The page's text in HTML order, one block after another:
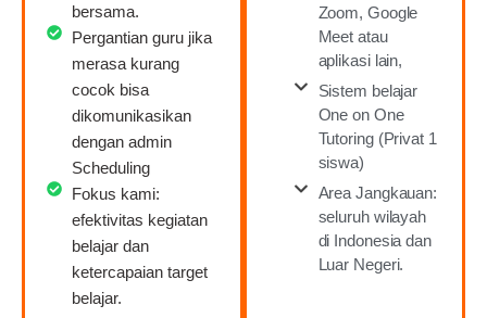
bersama.
Pergantian guru jika
merasa kurang
cocok bisa
dikomunikasikan
dengan admin
Scheduling
Fokus kami:
efektivitas kegiatan
belajar dan
ketercapaian target
belajar.
Zoom, Google
Meet atau
aplikasi lain,
Sistem belajar
One on One
Tutoring (Privat 1
siswa)
Area Jangkauan:
seluruh wilayah
di Indonesia dan
Luar Negeri.